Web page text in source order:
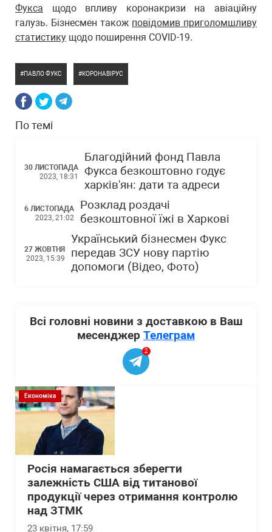
Фукса щодо впливу коронакризи на авіаційну
галузь. Бізнесмен також повідомив приголомшливу
статистику щодо поширення COVID-19.
ПАВЛО ФУКС КОРОНАВІРУС
По темі
30 ЛИСТОПАДА
2023, 18:31
Благодійний фонд Павла
Фукса безкоштовно годує
харків'ян: дати та адреси
6 ЛИСТОПАДА
2023, 21:02
Розклад роздачі
безкоштовної їжі в Харкові
27 ЖОВТНЯ
2023, 15:39
Український бізнесмен Фукс
передав ЗСУ нову партію
допомоги (Відео, Фото)
Всі головні новини з доставкою в Ваш
месенджер Телеграм
2
Економіка
Росія намагається зберегти
залежність США від титанової
продукції через отримання контролю
над ЗТМК
23 квітня, 17:59